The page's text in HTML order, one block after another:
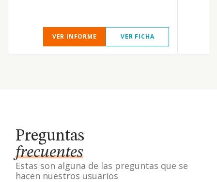
VER INFORME VER FICHA
Preguntas
frecuentes
Estas son alguna de las preguntas que se
hacen nuestros usuarios